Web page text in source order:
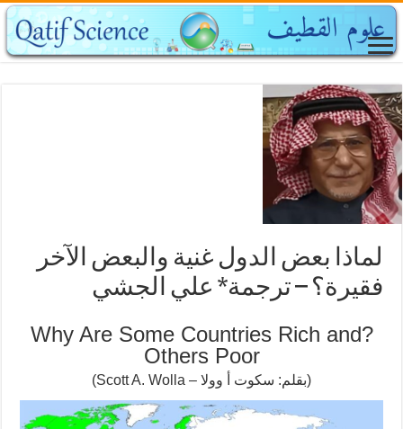
لماذا بعض الدول غنية والبعض الآخر
فقيرة؟ – ترجمة* علي الجشي
?Why Are Some Countries Rich and
Others Poor
(بقلم: سكوت أ وولا – Scott A. Wolla)